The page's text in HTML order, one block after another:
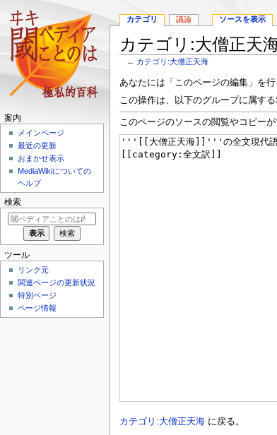
カテゴリ:大僧正天
← カテゴリ:大僧正天海
ナ
ビ
ー
シ
ョ
検
索
移
動
あなたには「このページの編集」を
この操作は、以下のグループに属す
このページのソースの閲覧やコピーが
カテゴリ:大僧正天海に戻る。
カテゴリ 議論 ソースを表示
案内
メインページ
最近の更新
おまかせ表示
MediaWikiについての
ヘルプ
検索
ツール
リンク元
関連ページの更新状況
特別ページ
ページ情報